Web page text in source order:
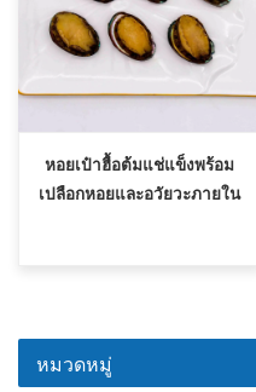
หอยเป๋าฮื้อต้มแช่แข็งพร้อม
เปลือกหอยและอวัยวะภายใน
หมวดหมู่